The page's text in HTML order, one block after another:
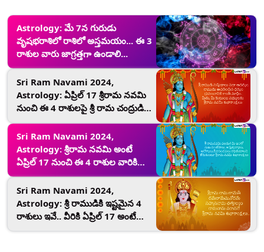
Astrology: మే 7న గురుడు
వృషభరాశిలో రాశిలో అస్తమయం... ఈ 3
రాశుల వారు జాగ్రత్తగా ఉండాలి...
Sri Ram Navami 2024,
Astrology: ఏప్రిల్ 17 శ్రీరామ నవమి
నుంచి ఈ 4 రాశులపై శ్రీ రామ చంద్రుడి
కృపతో అన్నింటా
విజయమే...వ్యాపారంలో విజయం
లభించడం ఖాయం
Sri Ram Navami 2024,
Astrology: శ్రీరామ నవమి అంటే
ఏప్రిల్ 17 నుంచి ఈ 4 రాశుల వారికి
ఇకపై లక్ష్మీ దేవి కృపతో ధనవంతులు
అవుతారు...వ్యాపారంలో
లాభం...నూతన గృహం, వాహనం
కొనుగోలు చేస్తారు..
Sri Ram Navami 2024,
Astrology: శ్రీ రాముడికి ఇష్టమైన 4
రాశులు ఇవే.. వీరికి ఏప్రిల్ 17 అంటే